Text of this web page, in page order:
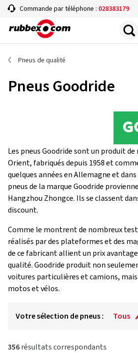
Commande par téléphone : 028383179
Pneus de qualité
Pneus Goodride
Les pneus Goodride sont un produit
Orient, fabriqués depuis 1958 et
quelques années en Allemagne et
pneus de la marque Goodride
Hangzhou Zhongce. Ils se classent
discount.
Comme le montrent de nombreux
réalisés par des plateformes et des
de ce fabricant allient un prix
qualité. Goodride produit non
voitures particulières et camions,
motos et vélos.
Votre sélection de pneus : Tous
356résultats correspondants